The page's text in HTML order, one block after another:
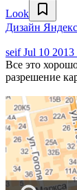
Look
Дизайн
seifJul 10 2013
Все это
разрешение